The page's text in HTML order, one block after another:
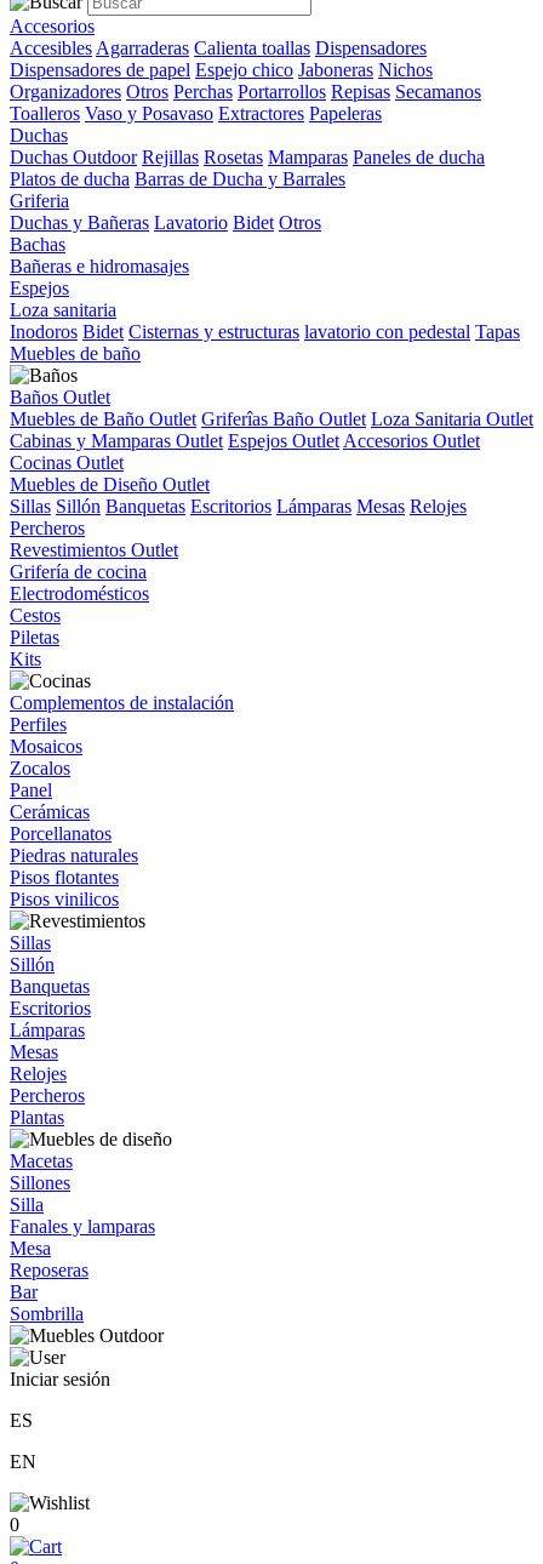
Accesorios
Accesibles Agarraderas Calienta toallas Dispensadores
Dispensadores de papel Espejo chico Jaboneras Nichos
Organizadores Otros Perchas Portarrollos Repisas Secamanos
Toalleros Vaso y Posavaso Extractores Papeleras
Duchas
Duchas Outdoor Rejillas Rosetas Mamparas Paneles de ducha
Platos de ducha Barras de Ducha y Barrales
Griferia
Duchas y Bañeras Lavatorio Bidet Otros
Bachas
Bañeras e hidromasajes
Espejos
Loza sanitaria
Inodoros Bidet Cisternas y estructuras lavatorio con pedestal Tapas
Muebles de baño
Baños Outlet
Muebles de Baño Outlet Griferîas Baño Outlet Loza Sanitaria Outlet
Cabinas y Mamparas Outlet Espejos Outlet Accesorios Outlet
Cocinas Outlet
Muebles de Diseño Outlet
Sillas Sillón Banquetas Escritorios Lámparas Mesas Relojes
Percheros
Revestimientos Outlet
Grifería de cocina
Electrodomésticos
Cestos
Piletas
Kits
Complementos de instalación
Perfiles
Mosaicos
Zocalos
Panel
Cerámicas
Porcellanatos
Piedras naturales
Pisos flotantes
Pisos vinilicos
Sillas
Sillón
Banquetas
Escritorios
Lámparas
Mesas
Relojes
Percheros
Plantas
Macetas
Sillones
Silla
Fanales y lamparas
Mesa
Reposeras
Bar
Sombrilla
Iniciar sesión
ES
EN
0